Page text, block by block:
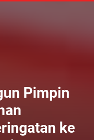
Pimpin
ke